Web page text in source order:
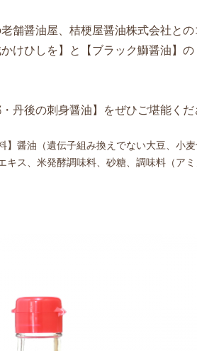
舗醤油屋、桔梗屋醤油株式会社と
かけひしを】と【ブラック鰤醤油】
・丹後の刺身醤油】をぜひご堪能く
料】醤油（遺伝子組み換えでない大豆、小
キス、米発酵調味料、砂糖、調味料（ア